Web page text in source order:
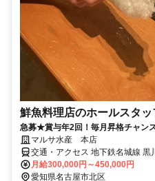
鮮魚料理店のホールスタッ
急募★賞与年2回！毎月昇格チャン
マルサ水産 本店
交通・アクセス 地下鉄名城線 黒
月給300,000円～450,000円
愛知県名古屋市北区